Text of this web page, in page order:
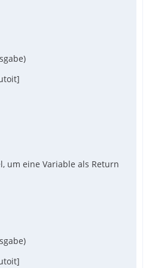
um eine Variable als Return